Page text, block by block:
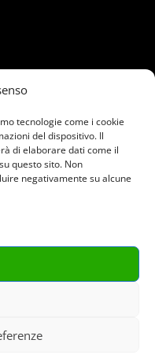
tecnologie come i cookie
del dispositivo. Il
di elaborare dati come il
questo sito. Non
negativamente su alcune
& Rimborsi
(UE)